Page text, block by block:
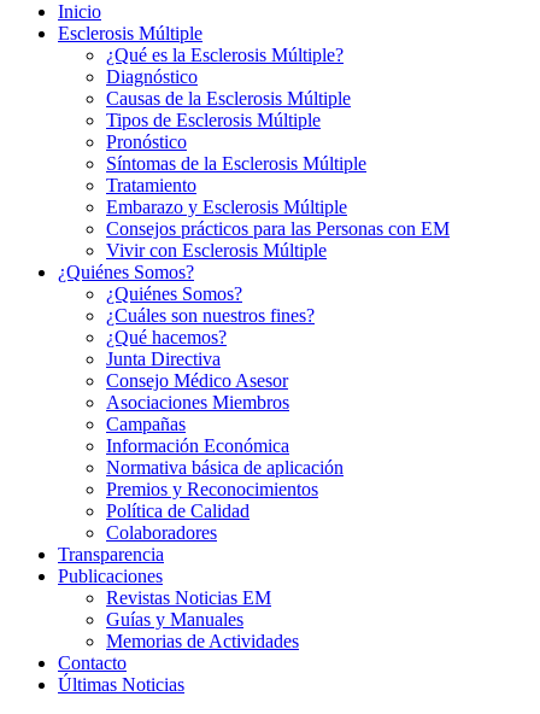
Inicio
Esclerosis Múltiple
¿Qué es la Esclerosis Múltiple?
Diagnóstico
Causas de la Esclerosis Múltiple
Tipos de Esclerosis Múltiple
Pronóstico
Síntomas de la Esclerosis Múltiple
Tratamiento
Embarazo y Esclerosis Múltiple
Consejos prácticos para las Personas con EM
Vivir con Esclerosis Múltiple
¿Quiénes Somos?
¿Quiénes Somos?
¿Cuáles son nuestros fines?
¿Qué hacemos?
Junta Directiva
Consejo Médico Asesor
Asociaciones Miembros
Campañas
Información Económica
Normativa básica de aplicación
Premios y Reconocimientos
Política de Calidad
Colaboradores
Transparencia
Publicaciones
Revistas Noticias EM
Guías y Manuales
Memorias de Actividades
Contacto
Últimas Noticias